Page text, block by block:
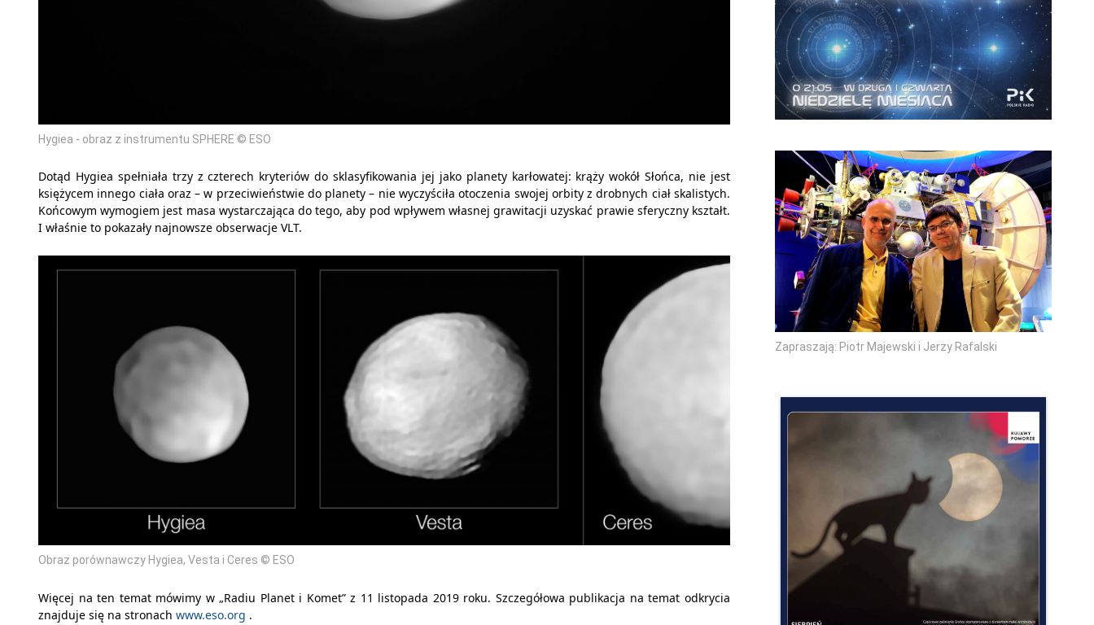
Hygiea - obraz z instrumentu SPHERE © ESO
Dotąd Hygiea spełniała trzy z czterech kryteriów do sklasyfikowania jej jako planety karłowatej: krąży wokół Słońca, nie jest
księżycem innego ciała oraz – w przeciwieństwie do planety – nie wyczyściła otoczenia swojej orbity z drobnych ciał skalistych.
Końcowym wymogiem jest masa wystarczająca do tego, aby pod wpływem własnej grawitacji uzyskać prawie sferyczny kształt.
I właśnie to pokazały najnowsze obserwacje VLT.
Obraz porównawczy Hygiea, Vesta i Ceres © ESO
Więcej na ten temat mówimy w „Radiu Planet i Komet” z 11 listopada 2019 roku. Szczegółowa publikacja na temat odkrycia
znajduje się na stronach www.eso.org .
Zapraszają: Piotr Majewski i Jerzy Rafalski